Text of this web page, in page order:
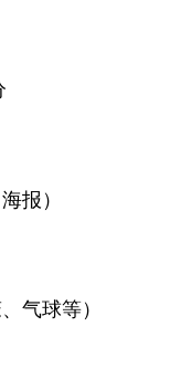
报）
气球等）